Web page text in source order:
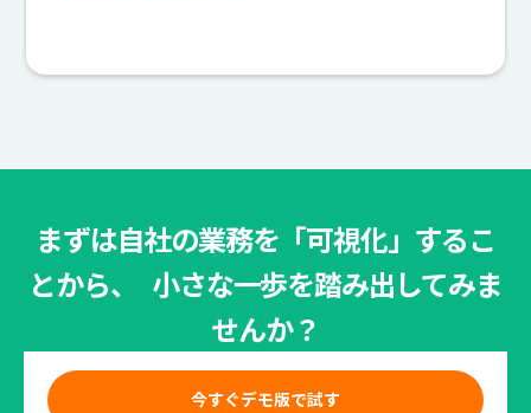
まずは自社の業務を「可視化」するこ
とから、 小さな一歩を踏み出してみま
せんか？
今すぐデモ版で試す